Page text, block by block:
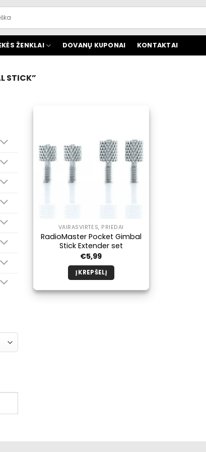
ŽENKLAI DOVANŲ KUPONAI KONTAKTAI
STICK”
VAIRASVIRTĖS, PRIEDAI
RadioMaster Pocket Gimbal
Stick Extender set
€5,99
Į KREPŠELĮ